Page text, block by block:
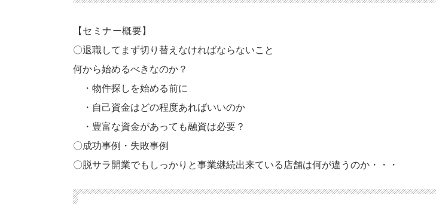
しゃるのも事実です。では何が違い何がポイントなのか・・・
題点をビジネスチャンスに変える逆転の「発想力」と「経営戦略」を具体的な事例を交えて解説します。
【セミナー概要】
〇退職してまず切り替えなければならないこと
何から始めるべきなのか？
・物件探しを始める前に
・自己資金はどの程度あればいいのか
・豊富な資金があっても融資は必要？
〇成功事例・失敗事例
〇脱サラ開業でもしっかりと事業継続出来ている店舗は何が違うのか・・・